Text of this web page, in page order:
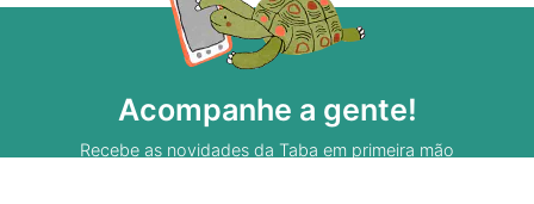
Acompanhe a gente!
Recebe as novidades da Taba em primeira mão